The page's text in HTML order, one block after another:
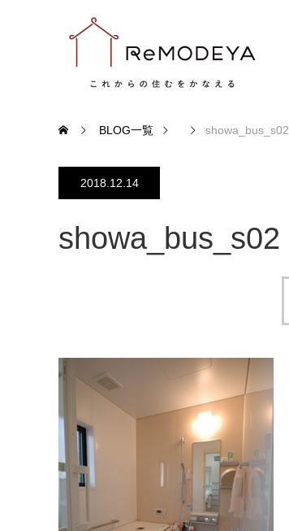
BLOG一覧 showa_bus_s02
2018.12.14
showa_bus_s02